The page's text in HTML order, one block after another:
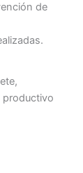
de
productivo